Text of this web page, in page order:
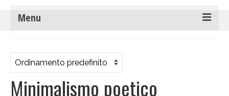
Menu
Carta da parati novità
Carta da parati su misura
Minimalismo poetico